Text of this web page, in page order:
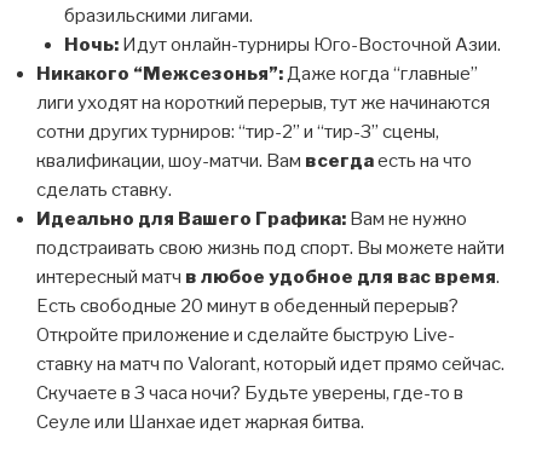
бразильскими лигами.
Ночь:Идут онлайн-турниры Юго-Восточной Азии.
Никакого “Межсезонья”:Даже когда “главные”
лиги уходят на короткий перерыв, тут же начинаются
сотни других турниров: “тир-2” и “тир-3” сцены,
квалификации, шоу-матчи. Вам всегдаесть на что
сделать ставку.
Идеально для Вашего Графика: Вам не нужно
подстраивать свою жизнь под спорт. Вы можете найти
интересный матч в любое удобное для вас время.
Есть свободные 20 минут в обеденный перерыв?
Откройте приложение и сделайте быструю Live-
ставку на матч по Valorant, который идет прямо сейчас.
Скучаете в 3 часа ночи? Будьте уверены, где-то в
Сеуле или Шанхае идет жаркая битва.